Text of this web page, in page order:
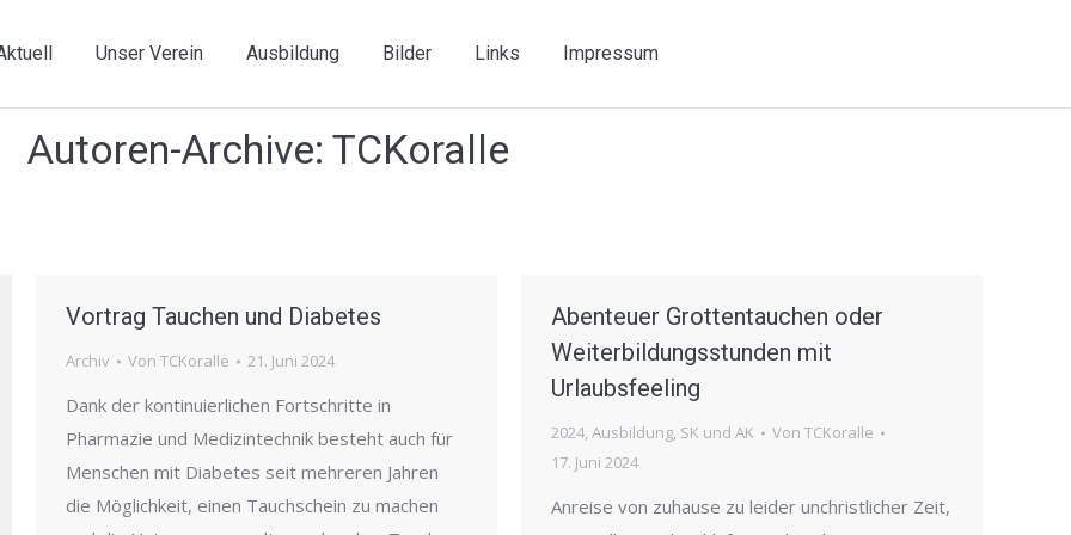
Unser Verein Ausbildung Bilder Links Impressum
Autoren-Archive: TCKoralle
Vortrag Tauchen und Diabetes
Archiv Von TCKoralle 21. Juni 2024
Dank der kontinuierlichen Fortschritte in
Pharmazie und Medizintechnik besteht auch für
Menschen mit Diabetes seit mehreren Jahren
die Möglichkeit, einen Tauchschein zu machen
Abenteuer Grottentauchen oder
Weiterbildungsstunden mit
Urlaubsfeeling
2024, Ausbildung, SK und AK Von TCKoralle
17. Juni 2024
Anreise von zuhause zu leider unchristlicher Zeit,